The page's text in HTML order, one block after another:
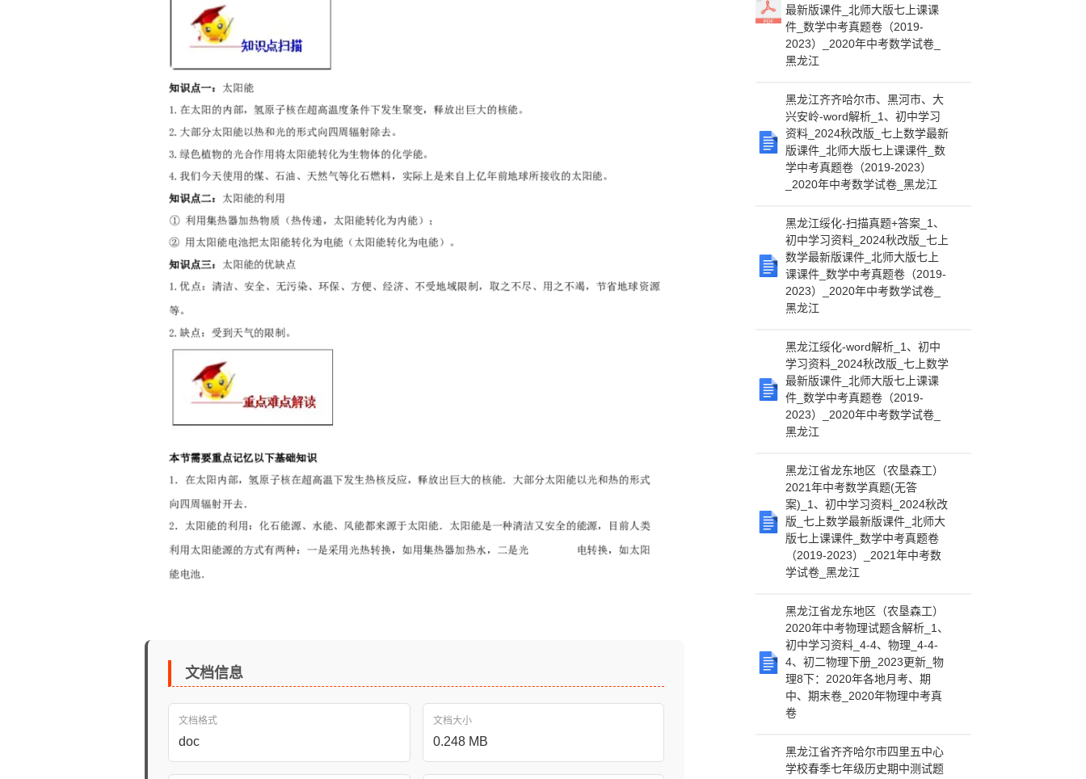
文档信息
文档格式
doc
文档大小
0.248 MB
最新版课件_北师大版七上课课
件_数学中考真题卷（2019-
2023）_2020年中考数学试卷_
黑龙江
黑龙江齐齐哈尔市、黑河市、大
兴安岭-word解析_1、初中学习
资料_2024秋改版_七上数学最新
版课件_北师大版七上课课件_数
学中考真题卷（2019-2023）
_2020年中考数学试卷_黑龙江
黑龙江绥化-扫描真题+答案_1、
初中学习资料_2024秋改版_七上
数学最新版课件_北师大版七上
课课件_数学中考真题卷（2019-
2023）_2020年中考数学试卷_
黑龙江
黑龙江绥化-word解析_1、初中
学习资料_2024秋改版_七上数学
最新版课件_北师大版七上课课
件_数学中考真题卷（2019-
2023）_2020年中考数学试卷_
黑龙江
黑龙江省龙东地区（农垦森工）
2021年中考数学真题(无答
案)_1、初中学习资料_2024秋改
版_七上数学最新版课件_北师大
版七上课课件_数学中考真题卷
（2019-2023）_2021年中考数
学试卷_黑龙江
黑龙江省龙东地区（农垦森工）
2020年中考物理试题含解析_1、
初中学习资料_4-4、物理_4-4-
4、初二物理下册_2023更新_物
理8下：2020年各地月考、期
中、期末卷_2020年物理中考真
卷
黑龙江省齐齐哈尔市四里五中心
学校春季七年级历史期中测试题